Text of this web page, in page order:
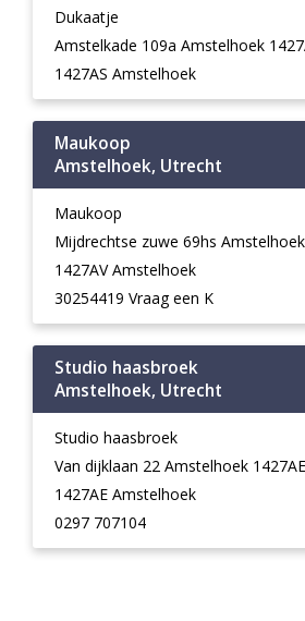
Dukaatje
Amstelkade 109a Amstelhoek
1427AS Amstelhoek
Maukoop
Amstelhoek, Utrecht
Maukoop
Mijdrechtse zuwe 69hs
1427AV Amstelhoek
30254419 Vraag een K
Studio haasbroek
Amstelhoek, Utrecht
Studio haasbroek
Van dijklaan 22 Amstelhoek
1427AE Amstelhoek
0297 707104